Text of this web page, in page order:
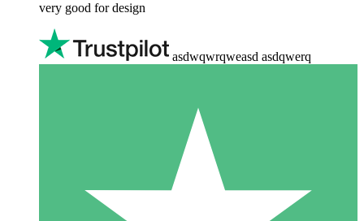
very good for design
asdwqwrqweasd asdqwerq